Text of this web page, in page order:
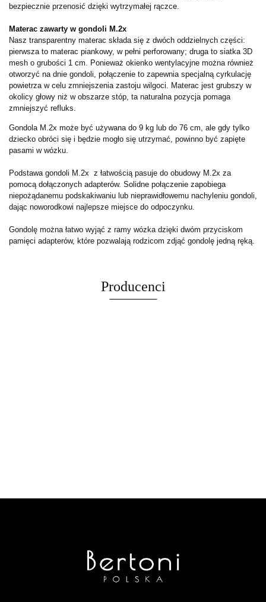
bezpiecznie przenosić dzięki wytrzymałej rączce.
Materac zawarty w gondoli M.2x
Nasz transparentny materac składa się z dwóch oddzielnych części:
pierwsza to materac piankowy, w pełni perforowany; druga to siatka 3D
mesh o grubości 1 cm. Ponieważ okienko wentylacyjne można również
otworzyć na dnie gondoli, połączenie to zapewnia specjalną cyrkulację
powietrza w celu zmniejszenia zastoju wilgoci. Materac jest grubszy w
okolicy głowy niż w obszarze stóp, ta naturalna pozycja pomaga
zmniejszyć refluks.
Gondola M.2x może być używana do 9 kg lub do 76 cm, ale gdy tylko
dziecko obróci się i będzie mogło się utrzymać, powinno być zapięte
pasami w wózku.
Podstawa gondoli M.2x z łatwością pasuje do obudowy M.2x za
pomocą dołączonych adapterów. Solidne połączenie zapobiega
niepożądanemu podskakiwaniu lub nieprawidłowemu nachyleniu gondoli,
dając noworodkowi najlepsze miejsce do odpoczynku.
Gondolę można łatwo wyjąć z ramy wózka dzięki dwóm przyciskom
pamięci adapterów, które pozwalają rodzicom zdjąć gondolę jedną ręką.
Producenci